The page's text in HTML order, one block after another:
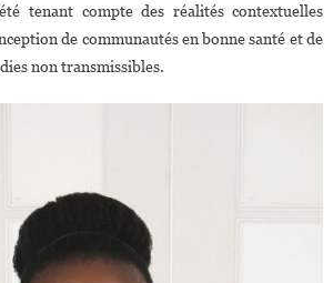
tenant compte des réalités contextuelles
de communautés en bonne santé et de
non transmissibles.